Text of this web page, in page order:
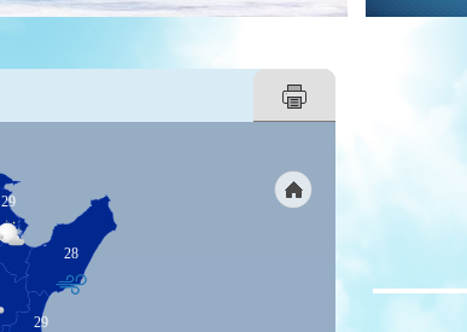
29
28
29